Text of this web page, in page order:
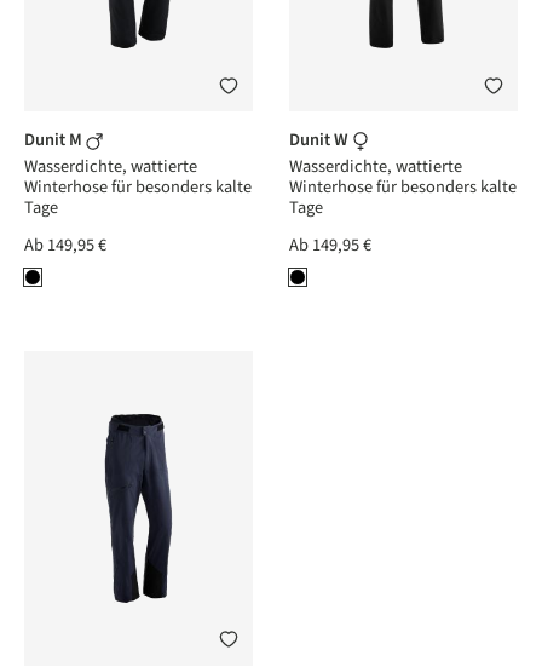
Dunit M
Wasserdichte, wattierte
Winterhose für besonders kalte
Tage
Ab149,95 €
Dunit W
Wasserdichte, wattierte
Winterhose für besonders kalte
Tage
Ab149,95 €